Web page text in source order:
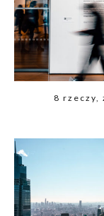
8 rzeczy,